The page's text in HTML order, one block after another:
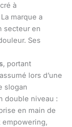
à
marque a
secteur en
Ses
, portant
lors d’une
slogan
double niveau :
en main de